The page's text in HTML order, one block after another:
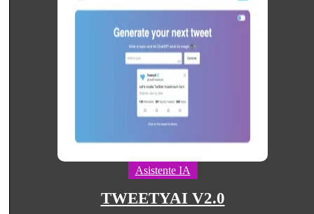
Asistente IA
TWEETYAI V2.0